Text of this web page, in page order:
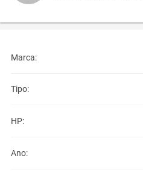
Marca:
Tipo:
HP:
Ano: